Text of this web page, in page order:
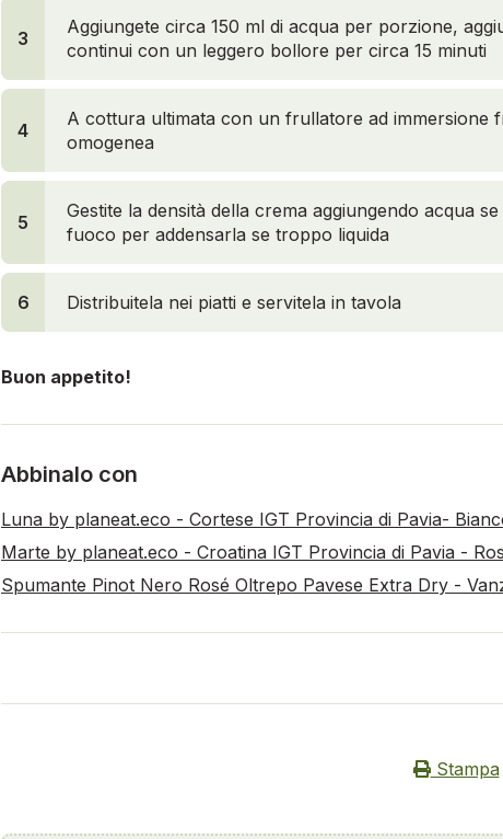
3
Aggiungete circa 150 ml di acqua per porzione,
continui con un leggero bollore per circa 15 minuti
3
4
A cottura ultimata con un frullatore ad
omogenea
5
Gestite la densità della crema aggiungendo acqua
fuoco per addensarla se troppo liquida
6 Distribuitela nei piatti e servitela in tavola
Buon appetito!
Abbinalo con
Luna by planeat.eco - Cortese IGT Provincia di Pavia-
Marte by planeat.eco - Croatina IGT Provincia di Pavia -
Spumante Pinot Nero Rosé Oltrepo Pavese Extra Dry -
Stampa